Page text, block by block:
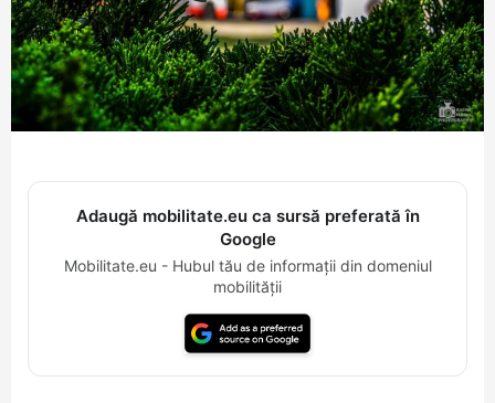
Adaugă mobilitate.eu ca sursă preferată în
Google
Mobilitate.eu - Hubul tău de informații din domeniul
mobilității